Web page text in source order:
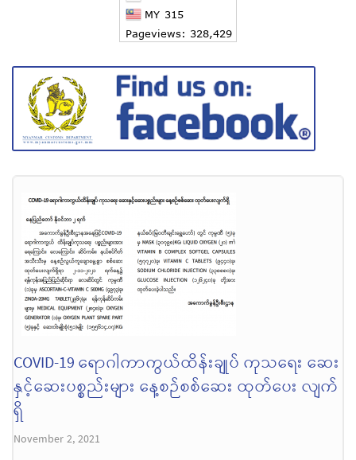
COVID-19 ရောဂါကာကွယ်ထိန်းချုပ် ကုသရေး ဆေး
နှင့်ဆေးပစ္စည်းများ နေ့စဉ်စစ်ဆေး ထုတ်ပေး လျက်
ရှိ
November 2, 2021